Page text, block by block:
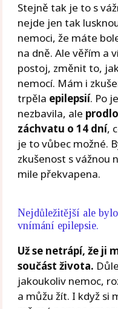
Stejně tak je to s
nejde jen tak
nemoci, že máte
na dně. Ale věřím a
postoj, změnit to,
nemocí. Mám i
trpěla epilepsií. Po
nezbavila, ale
záchvatu o 14 dní,
je to vůbec možné.
zkušenost s vážnou
mile překvapena.
Nejdůležitější ale
vnímání epilepsie.
Už se netrápí, že ji
součást života.
jakoukoliv nemoc,
a můžu žít. I když si